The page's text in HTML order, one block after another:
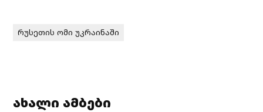
რუსეთის ომი უკრაინაში
ახალი ამბები